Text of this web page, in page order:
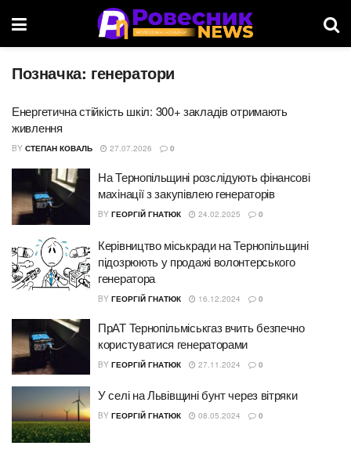
Позначка: генератори
Енергетична стійкість шкіл: 300+ закладів отримають
живлення
BY СТЕПАН КОВАЛЬ 27.07.2026 0
На Тернопільщині розслідують фінансові
махінації з закупівлею генераторів
BY ГЕОРГІЙ ГНАТЮК 24.02.2025 0
Керівництво міськради на Тернопільщині
підозрюють у продажі волонтерського
генератора
BY ГЕОРГІЙ ГНАТЮК 16.12.2024 0
ПрАТ Тернопільміськгаз вчить безпечно
користуватися генераторами
BY ГЕОРГІЙ ГНАТЮК 27.11.2024 0
У селі на Львівщині бунт через вітряки
BY ГЕОРГІЙ ГНАТЮК 08.05.2024 0